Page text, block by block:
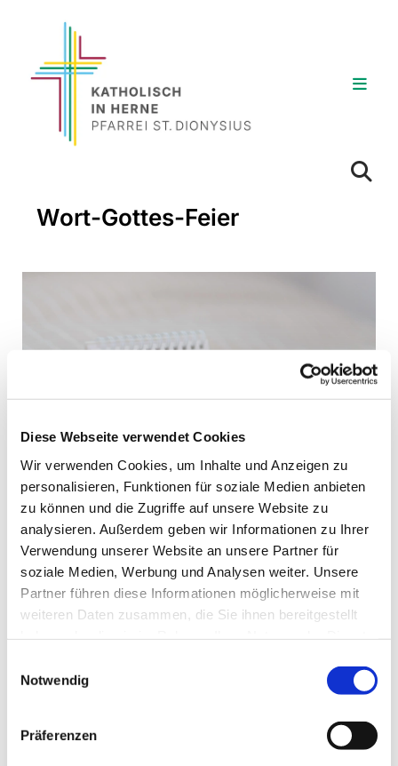
Diese Webseite verwendet Cookies
Wir verwenden Cookies, um Inhalte und Anzeigen zu
personalisieren, Funktionen für soziale Medien anbieten
zu können und die Zugriffe auf unsere Website zu
analysieren. Außerdem geben wir Informationen zu Ihrer
Verwendung unserer Website an unsere Partner für
soziale Medien, Werbung und Analysen weiter. Unsere
Partner führen diese Informationen möglicherweise mit
weiteren Daten zusammen, die Sie ihnen bereitgestellt
Notwendig
Präferenzen
Wort-Gottes-Feier
Samstag, 22. Mai 2027, 17:00 Uhr
St. Pius, Werftstr. 25, 44628